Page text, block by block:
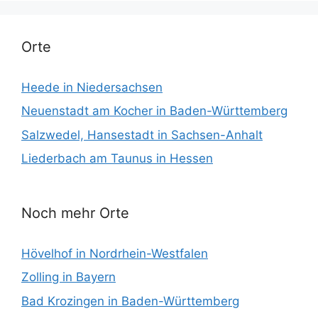
Orte
Heede in Niedersachsen
Neuenstadt am Kocher in Baden-Württemberg
Salzwedel, Hansestadt in Sachsen-Anhalt
Liederbach am Taunus in Hessen
Noch mehr Orte
Hövelhof in Nordrhein-Westfalen
Zolling in Bayern
Bad Krozingen in Baden-Württemberg